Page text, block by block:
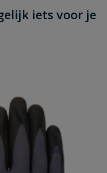
iets voor je